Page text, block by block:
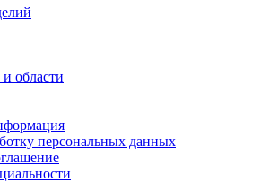
области
персональных данных